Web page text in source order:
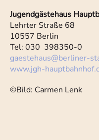
Jugendgästehaus
Lehrter Straße 68
10557 Berlin
Tel: 030 398350-0
gaestehaus@berliner-
www.jgh-
©Bild: Carmen Lenk